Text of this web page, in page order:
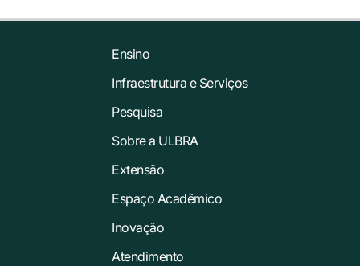
Ensino
Infraestrutura e Serviços
Pesquisa
Sobre a ULBRA
Extensão
Espaço Acadêmico
Inovação
Atendimento